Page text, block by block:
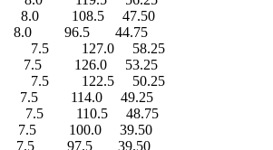
47.50
96.5 44.75
58.25
53.25
50.25
114.0 49.25
48.75
100.0 39.50
39.50